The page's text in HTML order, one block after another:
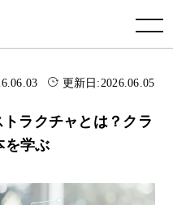
toggle navigation
更新日:2026.06.05
ラクチャとは？クラ
を学ぶ